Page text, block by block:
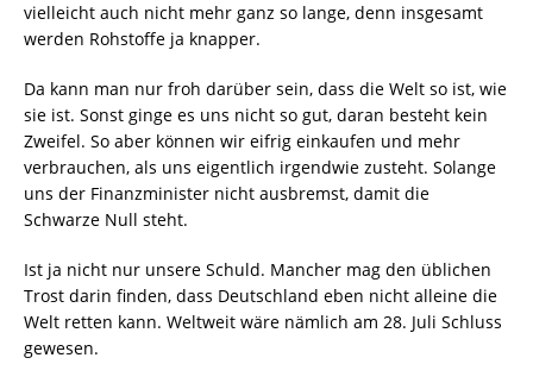
vielleicht auch nicht mehr ganz so lange, denn insgesamt
werden Rohstoffe ja knapper.
Da kann man nur froh darüber sein, dass die Welt so ist, wie
sie ist. Sonst ginge es uns nicht so gut, daran besteht kein
Zweifel. So aber können wir eifrig einkaufen und mehr
verbrauchen, als uns eigentlich irgendwie zusteht. Solange
uns der Finanzminister nicht ausbremst, damit die
Schwarze Null steht.
Ist ja nicht nur unsere Schuld. Mancher mag den üblichen
Trost darin finden, dass Deutschland eben nicht alleine die
Welt retten kann. Weltweit wäre nämlich am 28. Juli Schluss
gewesen.